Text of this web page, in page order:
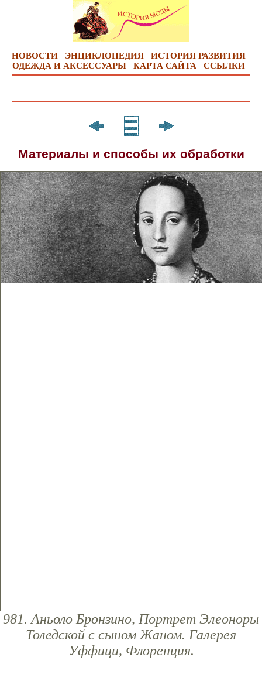
НОВОСТИ ЭНЦИКЛОПЕДИЯ
ИСТОРИЯ РАЗВИТИЯ
ОДЕЖДА И АКСЕССУАРЫ
КАРТА САЙТА ССЫЛКИ
Материалы и способы их обработки
981. Аньоло Бронзино, Портрет Элеоноры
Толедской с сыном Жаном. Галерея
Уффици, Флоренция.